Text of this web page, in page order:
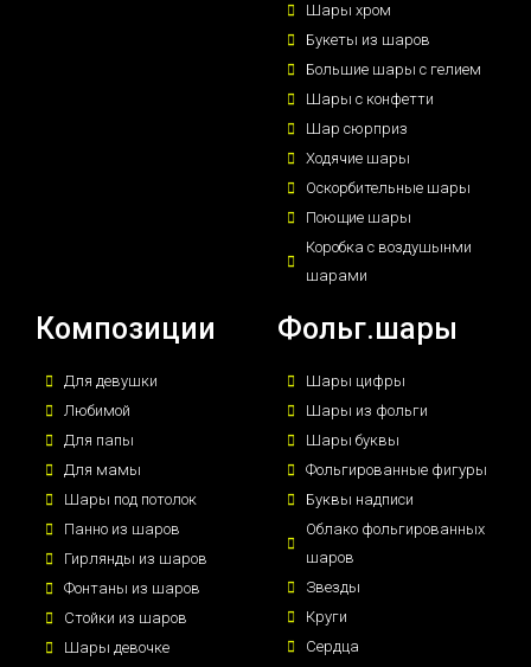
Шары хром
Букеты из шаров
Большие шары с гелием
Шары с конфетти
Шар сюрприз
Ходячие шары
Оскорбительные шары
Поющие шары
Коробка с воздушынми
шарами
Композиции
Для девушки
Любимой
Для папы
Для мамы
Шары под потолок
Панно из шаров
Гирлянды из шаров
Фонтаны из шаров
Стойки из шаров
Шары девочке
Фольг.шары
Шары цифры
Шары из фольги
Шары буквы
Фольгированные фигуры
Буквы надписи
Облако фольгированных
шаров
Звезды
Круги
Сердца